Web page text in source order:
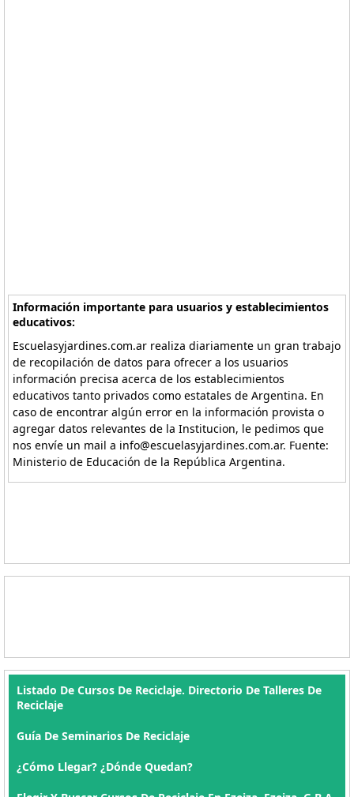
Información importante para usuarios y establecimientos
educativos:
Escuelasyjardines.com.ar realiza diariamente un gran trabajo
de recopilación de datos para ofrecer a los usuarios
información precisa acerca de los establecimientos
educativos tanto privados como estatales de Argentina. En
caso de encontrar algún error en la información provista o
agregar datos relevantes de la Institucion, le pedimos que
nos envíe un mail a info@escuelasyjardines.com.ar. Fuente:
Ministerio de Educación de la República Argentina.
Listado De Cursos De Reciclaje. Directorio De Talleres De
Reciclaje
Guía De Seminarios De Reciclaje
¿Cómo Llegar? ¿Dónde Quedan?